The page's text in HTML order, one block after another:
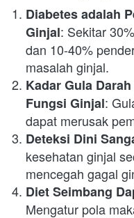
Diabetes adalah
Ginjal: Sekitar
dan 10-40%
masalah ginjal.
Kadar Gula
Fungsi Ginjal:
dapat merusak
Deteksi Dini
kesehatan ginjal
mencegah gagal
Diet Seimbang
Mengatur pola